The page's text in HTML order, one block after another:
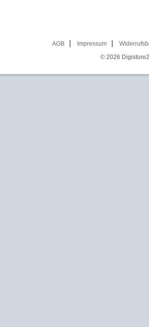
AGB Impressum
© 2026